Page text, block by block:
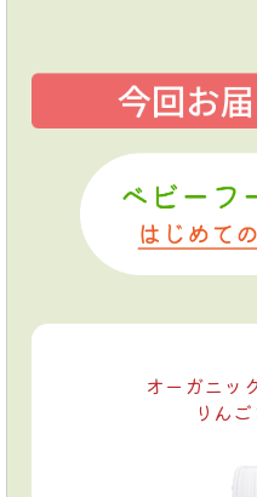
オーガニッ
りん